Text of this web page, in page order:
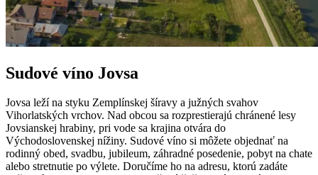
Sudové víno Jovsa
Jovsa leží na styku Zemplínskej šíravy a južných svahov
Vihorlatských vrchov. Nad obcou sa rozprestierajú chránené lesy
Jovsianskej hrabiny, pri vode sa krajina otvára do
Východoslovenskej nížiny. Sudové víno si môžete objednať na
rodinný obed, svadbu, jubileum, záhradné posedenie, pobyt na chate
alebo stretnutie po výlete. Doručíme ho na adresu, ktorú zadáte